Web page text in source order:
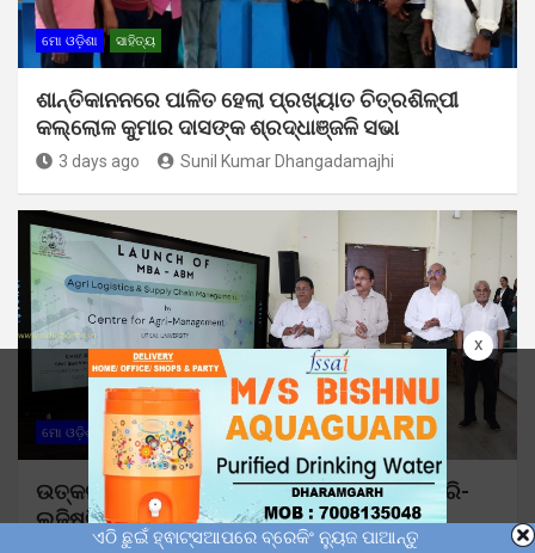
x
ମୋ ଓଡ଼ିଶା ସାହିତ୍ୟ
ଶାନ୍ତିକାନନରେ ପାଳିତ ହେଲା ପ୍ରଖ୍ୟାତ ଚିତ୍ରଶିଳ୍ପୀ
କଲ୍ଲୋଳ କୁମାର ଦାସଙ୍କ ଶ୍ରଦ୍ଧାଞ୍ଜଳି ସଭା
3 days ago Sunil Kumar Dhangadamajhi
ମୋ ଓଡ଼ିଶା
ଉତ୍କଳ ବିଶ୍ୱବିଦ୍ୟାଳୟରେ ଶୁଭାରମ୍ଭ ହେଲା ଆଗ୍ରି-
ଲଜିଷ୍ଟିକ୍ସ ଏବଂ ସପ୍ଲାଇ ଚେନ୍ ମ୍ୟାନେଜମେଣ୍ଟ
ବିଶେଷୀକୃତ ପାଠ୍ୟକ୍ରମ
ଏଠି ଛୁଇଁ ହ୍ଵାଟ୍ସଆପରେ ବ୍ରେକିଂ ନ୍ୟୁଜ ପାଆନ୍ତୁ